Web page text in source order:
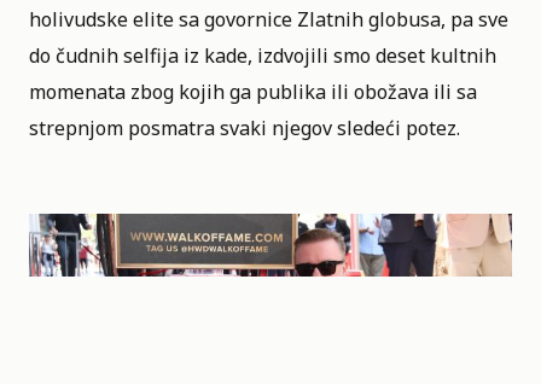
holivudske elite sa govornice Zlatnih globusa, pa sve
do čudnih selfija iz kade, izdvojili smo deset kultnih
momenata zbog kojih ga publika ili obožava ili sa
strepnjom posmatra svaki njegov sledeći potez.